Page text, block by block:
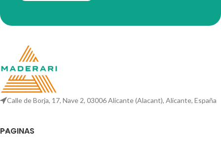
Calle de Borja, 17, Nave 2, 03006 Alicante (Alacant), Alicante, España
PAGINAS